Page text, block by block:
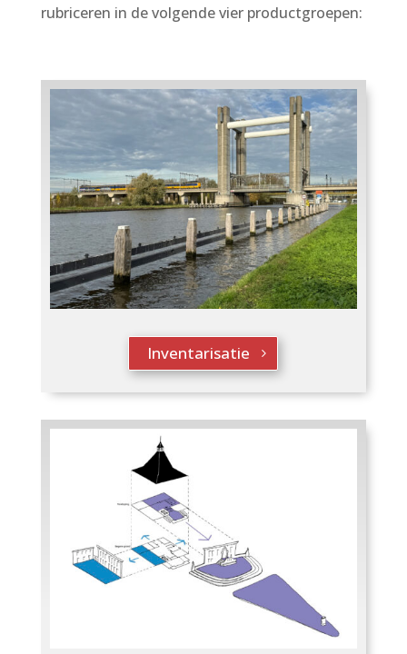
rubriceren in de volgende vier productgroepen:
Inventarisatie